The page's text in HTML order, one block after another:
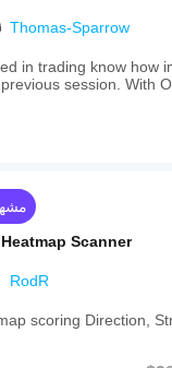
Thomas-Sparrow
in trading know how
session. With
Scanner
RodR
scoring Direction,